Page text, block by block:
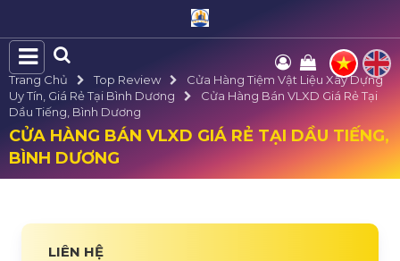
Trang Chủ Top Review
Cửa Hàng Tiệm Vật Liệu Xây Dựng
Uy Tín, Giá Rẻ Tại Bình Dương
Cửa Hàng Bán VLXD Giá Rẻ Tại
Dầu Tiếng, Bình Dương
CỬA HÀNG BÁN VLXD GIÁ RẺ TẠI DẦU TIẾNG,
BÌNH DƯƠNG
LIÊN HỆ